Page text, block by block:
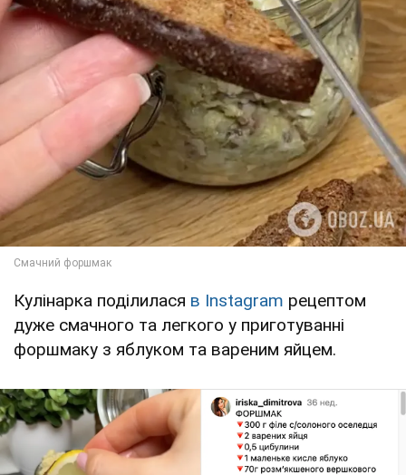
Кулінарка поділилася в Instagram рецептом
дуже смачного та легкого у приготуванні
форшмаку з яблуком та вареним яйцем.